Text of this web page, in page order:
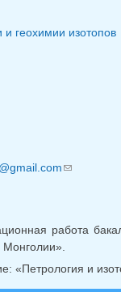
и геохимии изотопов
(ссылка
работа
Монголии».
и